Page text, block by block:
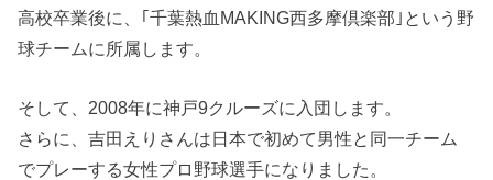
高校卒業後に、｢千葉熱血MAKING西多摩倶楽部｣という野
球チームに所属します。
そして、2008年に神戸9クルーズに入団します。
さらに、吉田えりさんは日本で初めて男性と同一チーム
でプレーする女性プロ野球選手になりました。